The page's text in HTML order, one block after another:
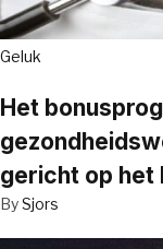
Geluk
Het
gericht op het
BySjors